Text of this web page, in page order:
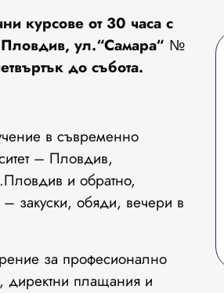
курсове от 30 часа с
Пловдив, ул.“Самара“ №
до събота.
в съвременно
– Пловдив,
и обратно,
закуски, обяди, вечери в
за професионално
директни плащания и